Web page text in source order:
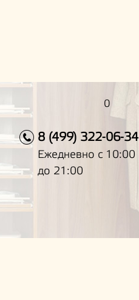
0
8 (499) 322-06-34
Ежедневно с 10:00
до 21:00